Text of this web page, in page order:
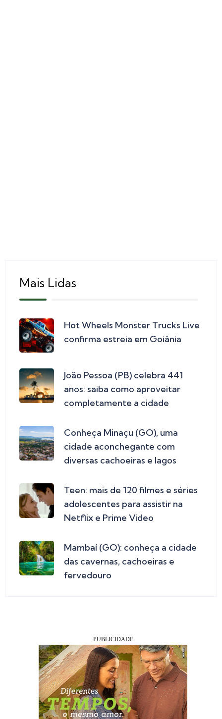
Mais Lidas
Hot Wheels Monster Trucks Live
confirma estreia em Goiânia
João Pessoa (PB) celebra 441
anos: saiba como aproveitar
completamente a cidade
Conheça Minaçu (GO), uma
cidade aconchegante com
diversas cachoeiras e lagos
Teen: mais de 120 filmes e séries
adolescentes para assistir na
Netflix e Prime Video
Mambaí (GO): conheça a cidade
das cavernas, cachoeiras e
fervedouro